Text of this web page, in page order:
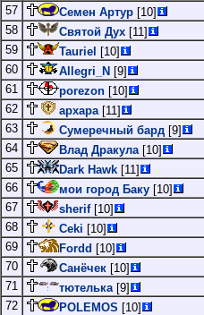
57
Семен Артур [10]
58
Святой Дух [11]
59
Tauriel
[10]
60
Allegri_N [9]
61
porezon [10]
62
архара[11]
63
Сумеречный бард [9]
64
Влад Дракула[10]
65
Dark Hawk [11]
66
мои город Баку [10]
67
sherif[10]
68
Ceki [10]
69
Fordd [10]
70
Санёчек [10]
71
тютелька[9]
72
POLEMOS [10]